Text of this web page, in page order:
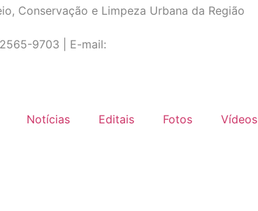
Conservação e Limpeza Urbana da Região
9703 | E-mail:
Notícias Editais Fotos Vídeos